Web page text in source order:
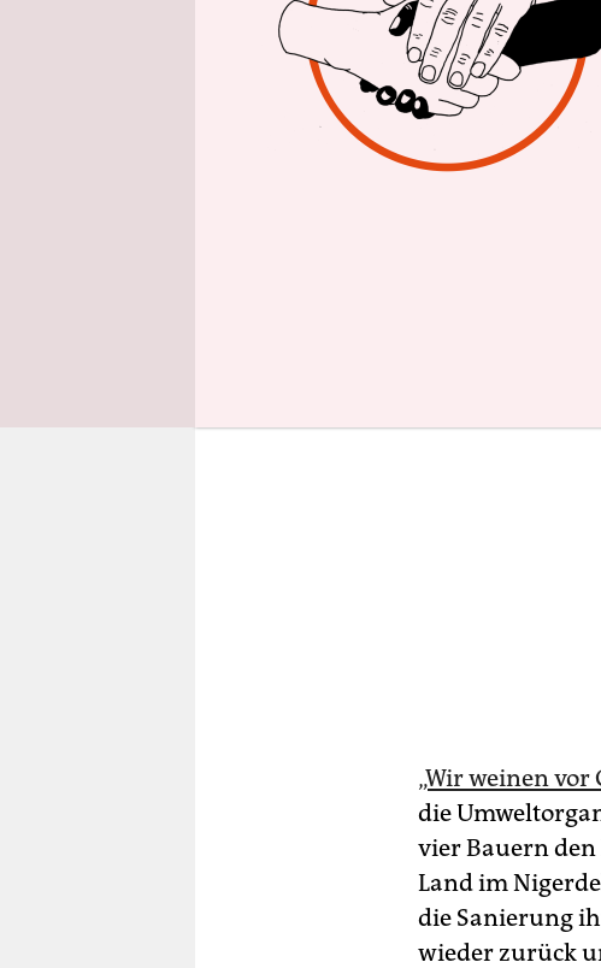
„Es ist ein
des Verfahrens
der
. „Aber
im Nigerdelta.“
jahrelangen
Gerechtigkeit
„Wir weinen vor
die
vier Bauern
Land im
die Sanierung
wieder zurück